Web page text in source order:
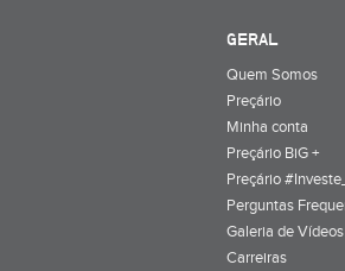
GERAL
Quem Somos
Preçário
Minha conta
Preçário BiG +
Preçário
Perguntas
Galeria de Vídeos
Carreiras